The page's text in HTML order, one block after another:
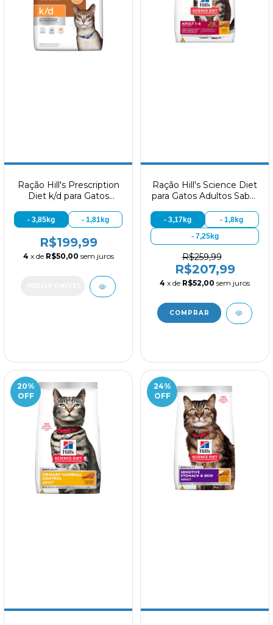
Ração Hill's Prescription
Diet k/d para Gatos
- 3,85kg - 1,81kg
R$199,99
4 x de R$50,00 sem juros
Ração Hill's Science Diet
para Gatos Adultos Sabor
- 3,17kg
- 1,8kg
- 7,25kg
R$259,99
R$207,99
4 x de R$52,00 sem juros
20%
OFF
24%
OFF